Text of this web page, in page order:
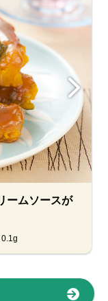
ームソースが
0.1g